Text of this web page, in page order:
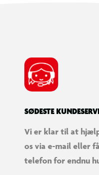
SØDESTE
Vi er klar til at
os via e-mail eller
telefon for endnu